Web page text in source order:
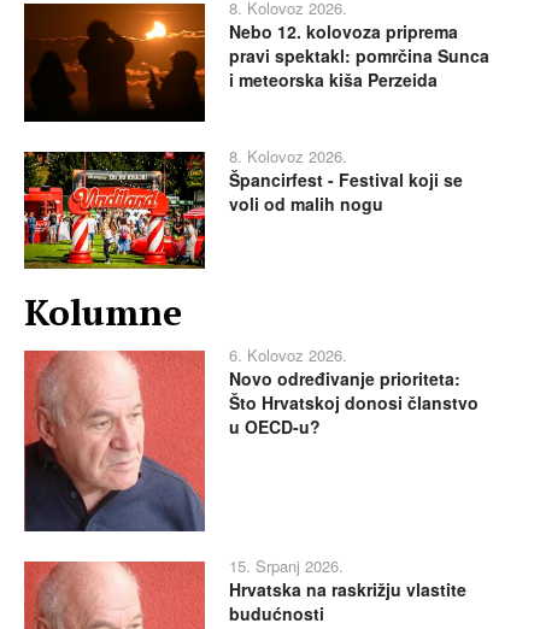
8. Kolovoz 2026.
Nebo 12. kolovoza priprema
pravi spektakl: pomrčina Sunca
i meteorska kiša Perzeida
8. Kolovoz 2026.
Špancirfest - Festival koji se
voli od malih nogu
Kolumne
6. Kolovoz 2026.
Novo određivanje prioriteta:
Što Hrvatskoj donosi članstvo
u OECD-u?
15. Srpanj 2026.
Hrvatska na raskrižju vlastite
budućnosti